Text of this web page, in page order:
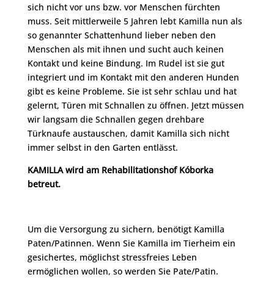
sich nicht vor uns bzw. vor Menschen fürchten
muss. Seit mittlerweile 5 Jahren lebt Kamilla nun als
so genannter Schattenhund lieber neben den
Menschen als mit ihnen und sucht auch keinen
Kontakt und keine Bindung. Im Rudel ist sie gut
integriert und im Kontakt mit den anderen Hunden
gibt es keine Probleme. Sie ist sehr schlau und hat
gelernt, Türen mit Schnallen zu öffnen. Jetzt müssen
wir langsam die Schnallen gegen drehbare
Türknaufe austauschen, damit Kamilla sich nicht
immer selbst in den Garten entlässt.
KAMILLA wird am Rehabilitationshof Kóborka
betreut.
Um die Versorgung zu sichern, benötigt Kamilla
Paten/Patinnen. Wenn Sie Kamilla im Tierheim ein
gesichertes, möglichst stressfreies Leben
ermöglichen wollen, so werden Sie Pate/Patin.